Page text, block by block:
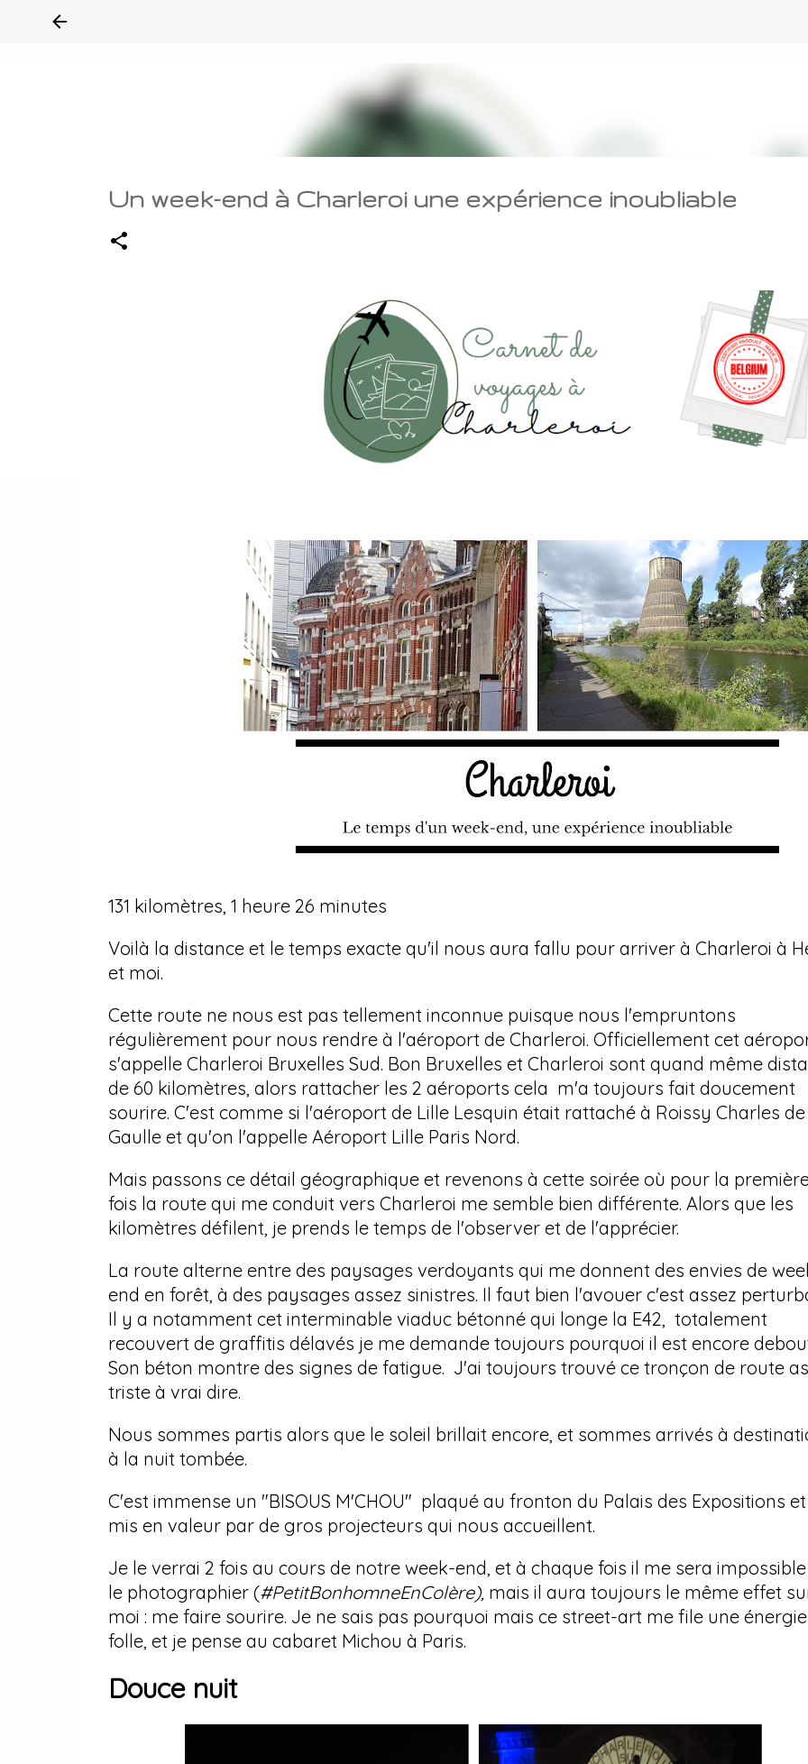
Un week-end à Charleroi une expérience inoubliable
131 kilomètres, 1 heure 26 minutes
Voilà la distance et le temps exacte qu'il nous aura fallu pour arriver à Charleroi à
et moi.
Cette route ne nous est pas tellement inconnue puisque nous l'empruntons
régulièrement pour nous rendre à l'aéroport de Charleroi. Officiellement cet
s'appelle Charleroi Bruxelles Sud. Bon Bruxelles et Charleroi sont quand même
de 60 kilomètres, alors rattacher les 2 aéroports cela m'a toujours fait doucement
sourire. C'est comme si l'aéroport de Lille Lesquin était rattaché à Roissy Charles de
Gaulle et qu'on l'appelle Aéroport Lille Paris Nord.
Mais passons ce détail géographique et revenons à cette soirée où pour la
fois la route qui me conduit vers Charleroi me semble bien différente. Alors que les
kilomètres défilent, je prends le temps de l'observer et de l'apprécier.
La route alterne entre des paysages verdoyants qui me donnent des envies de
end en forêt, à des paysages assez sinistres. Il faut bien l'avouer c'est assez
Il y a notamment cet interminable viaduc bétonné qui longe la E42, totalement
recouvert de graffitis délavés je me demande toujours pourquoi il est encore
Son béton montre des signes de fatigue. J'ai toujours trouvé ce tronçon de route
triste à vrai dire.
Nous sommes partis alors que le soleil brillait encore, et sommes arrivés à
à la nuit tombée.
C'est immense un "BISOUS M'CHOU" plaqué au fronton du Palais des Expositions et
mis en valeur par de gros projecteurs qui nous accueillent.
Je le verrai 2 fois au cours de notre week-end, et à chaque fois il me sera
le photographier (#PetitBonhomneEnColère), mais il aura toujours le même effet
moi : me faire sourire. Je ne sais pas pourquoi mais ce street-art me file une énergie
folle, et je pense au cabaret Michou à Paris.
Douce nuit